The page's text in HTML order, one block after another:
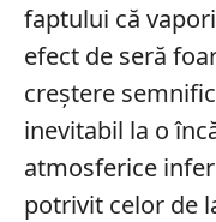
faptului că
efect de seră
creștere
inevitabil la o
atmosferice
potrivit celor de